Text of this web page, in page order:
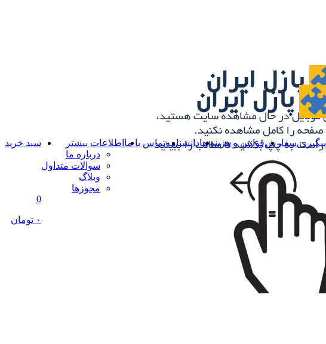
پیگیری سفارشقوانین و هزینه هادانشنامهتماس با ما اطلاعات بیشتر
درباره ما
سوالات متداول
وبلاگ
مجوزها
سبد خرید
0
۰ تومان